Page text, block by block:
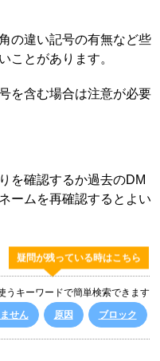
の違い記号の有無など些
ことがあります。
を含む場合は注意が必要
を確認するか過去のDM
ームを再確認するとよい
疑問が残っている時はこちら
うキーワードで簡単検索できます
せん 原因 ブロック